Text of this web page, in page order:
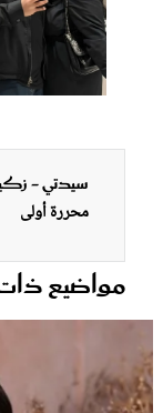
سيدتي -
محررة أولى
مواضيع